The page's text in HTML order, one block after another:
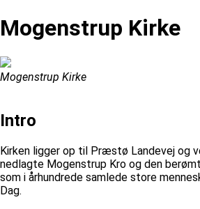
Mogenstrup Kirke
Mogenstrup Kirke
Intro
Kirken ligger op til Præstø Landevej og
nedlagte Mogenstrup Kro og den
som i århundrede samlede store
Dag.